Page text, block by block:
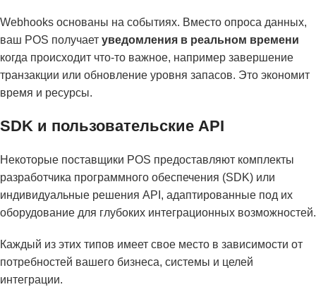
Webhooks основаны на событиях. Вместо опроса данных,
ваш POS получает уведомления в реальном времени
когда происходит что-то важное, например завершение
транзакции или обновление уровня запасов. Это экономит
время и ресурсы.
SDK и пользовательские API
Некоторые поставщики POS предоставляют комплекты
разработчика программного обеспечения (SDK) или
индивидуальные решения API, адаптированные под их
оборудование для глубоких интеграционных возможностей.
Каждый из этих типов имеет свое место в зависимости от
потребностей вашего бизнеса, системы и целей
интеграции.